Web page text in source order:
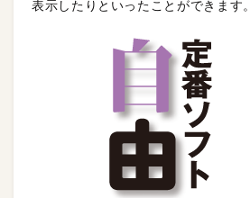
表示したりといったことができます。